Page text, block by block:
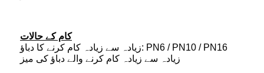
کام کے حالات
زیادہ سے زیادہ کام کرنے کا دباؤ: PN6 / PN10 / PN16
زیادہ سے زیادہ کام کرنے والے دباؤ کی میز